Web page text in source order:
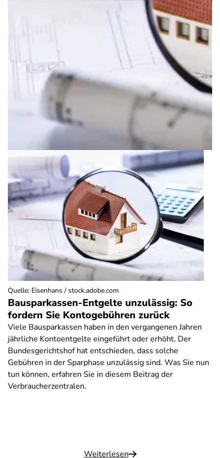
Bausparkassen-Entgelte unzulässig: So
fordern Sie Kontogebühren zurück
Viele Bausparkassen haben in den vergangenen Jahren
jährliche Kontoentgelte eingeführt oder erhöht. Der
Bundesgerichtshof hat entschieden, dass solche
Gebühren in der Sparphase unzulässig sind. Was Sie nun
tun können, erfahren Sie in diesem Beitrag der
Verbraucherzentralen.
Weiterlesen
Quelle: Eisenhans / stock.adobe.com